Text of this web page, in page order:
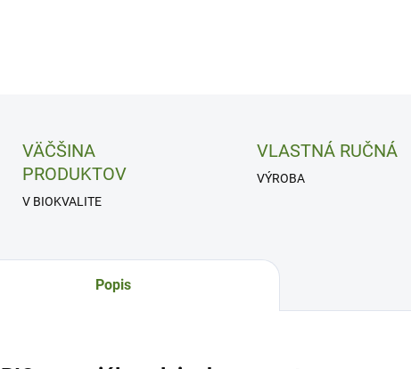
VÄČŠINA
PRODUKTOV
V BIOKVALITE
VLASTNÁ RUČNÁ
VÝROBA
Popis